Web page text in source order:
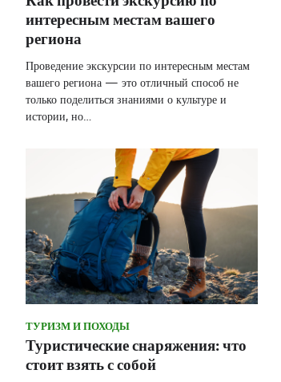
интересным местам вашего
региона
Проведение экскурсии по интересным местам
вашего региона — это отличный способ не
только поделиться знаниями о культуре и
истории, но…
ТУРИЗМ И ПОХОДЫ
Туристические снаряжения: что
стоит взять с собой